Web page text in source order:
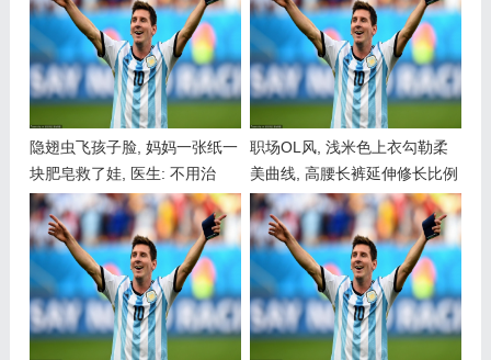
隐翅虫飞孩子脸, 妈妈一张纸一
块肥皂救了娃, 医生: 不用治
职场OL风, 浅米色上衣勾勒柔
美曲线, 高腰长裤延伸修长比例